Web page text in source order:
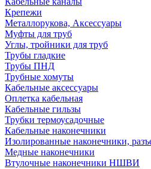
Крепежи
Металлорукова, Аксессуары
Муфты для труб
Углы, тройники для труб
Трубы гладкие
Трубы ПНД
Трубные хомуты
Кабельные аксессуары
Оплетка кабельная
Кабельные гильзы
Трубки термоусадочные
Кабельные наконечники
Изолированные наконечники,
Медные наконечники
Втулочные наконечники НШВИ